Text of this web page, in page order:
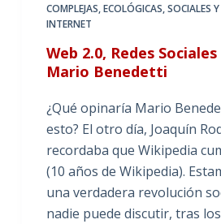
COMPLEJAS, ECOLÓGICAS, SOCIALES
INTERNET
Web 2.0, Redes
Mario Benedetti
¿Qué opinaría Mario
esto? El otro día, Joaquín
recordaba que Wikipedia
(10 años de Wikipedia).
una verdadera revolución
nadie puede discutir, tras